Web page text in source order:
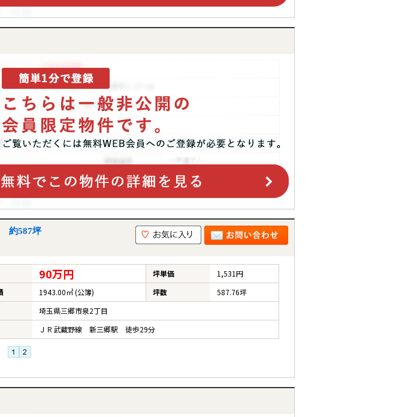
約587坪
90万円 坪単価
1,531円
1943.00㎡ (公簿) 坪数
587.76坪
埼玉県三郷市泉2丁目
ＪＲ武蔵野線 新三郷駅 徒歩29分